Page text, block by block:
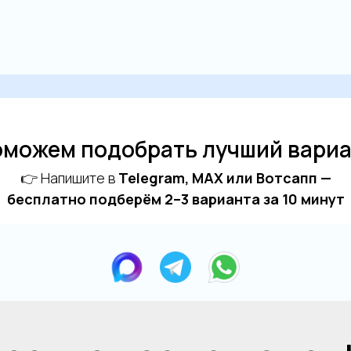
подобрать лучший
👉 Напишите в Telegram, MAX или Вотсапп —
бесплатно подберём 2–3 варианта за 10 минут